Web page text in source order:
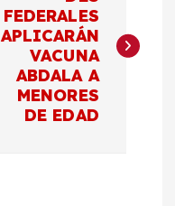
FEDERALES
APLICARÁN
VACUNA
ABDALA A
MENORES
DE EDAD